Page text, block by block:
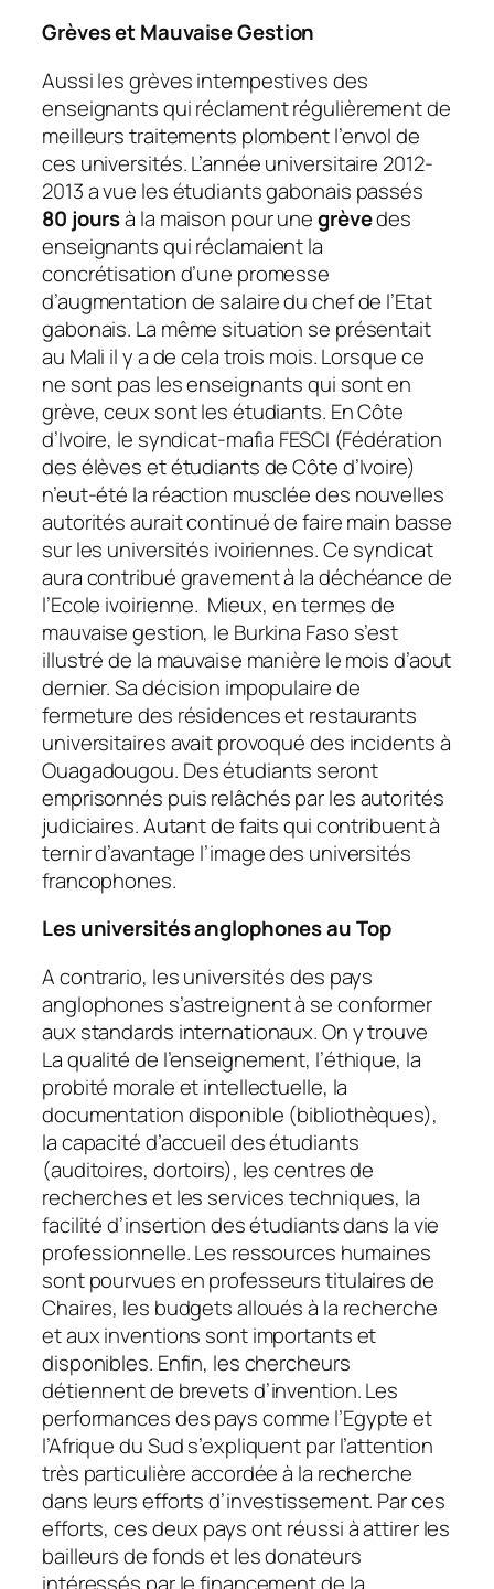
Grèves et Mauvaise Gestion
Aussi les grèves intempestives des
enseignants qui réclament régulièrement de
meilleurs traitements plombent l’envol de
ces universités. L’année universitaire 2012-
2013 a vue les étudiants gabonais passés
80 joursà la maison pour unegrèvedes
enseignants qui réclamaient la
concrétisation d’une promesse
d’augmentation de salaire du chef de l’Etat
gabonais. La même situation se présentait
au Mali il y a de cela trois mois. Lorsque ce
ne sont pas les enseignants qui sont en
grève, ceux sont les étudiants. En Côte
d’Ivoire, le syndicat-mafia FESCI (Fédération
des élèves et étudiants de Côte d’Ivoire)
n’eut-été la réaction musclée des nouvelles
autorités aurait continué de faire main basse
sur les universités ivoiriennes. Ce syndicat
aura contribué gravement à la déchéance de
l’Ecole ivoirienne. Mieux, en termes de
mauvaise gestion, le Burkina Faso s’est
illustré de la mauvaise manière le mois d’aout
dernier. Sa décision impopulaire de
fermeture des résidences et restaurants
universitaires avait provoqué des incidents à
Ouagadougou. Des étudiants seront
emprisonnés puis relâchés par les autorités
judiciaires. Autant de faits qui contribuent à
ternir d’avantage l’image des universités
francophones.
Les universités anglophones au Top
A contrario, les universités des pays
anglophones s’astreignent à se conformer
aux standards internationaux. On y trouve
La qualité de l’enseignement, l’éthique, la
probité morale et intellectuelle, la
documentation disponible (bibliothèques),
la capacité d’accueil des étudiants
(auditoires, dortoirs), les centres de
recherches et les services techniques, la
facilité d’insertion des étudiants dans la vie
professionnelle. Les ressources humaines
sont pourvues en professeurs titulaires de
Chaires, les budgets alloués à la recherche
et aux inventions sont importants et
disponibles. Enfin, les chercheurs
détiennent de brevets d’invention. Les
performances des pays comme l’Egypte et
l’Afrique du Sud s’expliquent par l’attention
très particulière accordée à la recherche
dans leurs efforts d’investissement. Par ces
efforts, ces deux pays ont réussi à attirer les
bailleurs de fonds et les donateurs
intéressés par le financement de la